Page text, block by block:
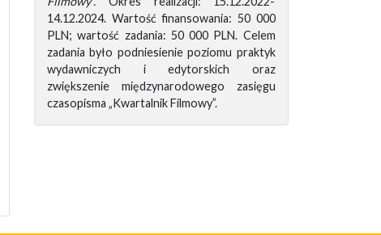
14.12.2024. Wartość finansowania: 50 000
PLN; wartość zadania: 50 000 PLN. Celem
zadania było podniesienie poziomu praktyk
wydawniczych i edytorskich oraz
zwiększenie międzynarodowego zasięgu
czasopisma „Kwartalnik Filmowy”.